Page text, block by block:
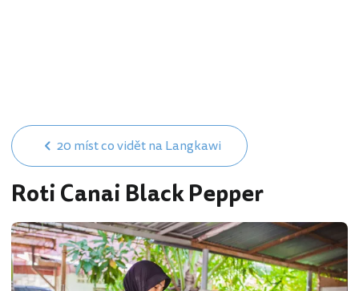
20 míst co vidět na Langkawi
Roti Canai Black Pepper